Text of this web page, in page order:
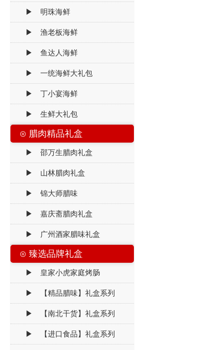
▶ 明珠海鲜
▶ 渔老板海鲜
▶ 鱼达人海鲜
▶ 一统海鲜大礼包
▶ 丁小宴海鲜
▶ 生鲜大礼包
⊙ 腊肉精品礼盒
▶ 邵万生腊肉礼盒
▶ 山林腊肉礼盒
▶ 锦大师腊味
▶ 嘉庆斋腊肉礼盒
▶ 广州酒家腊味礼盒
⊙ 臻选品牌礼盒
▶ 皇家小虎家庭烤肠
▶ 【精品腊味】礼盒系列
▶ 【南北干货】礼盒系列
▶ 【进口食品】礼盒系列